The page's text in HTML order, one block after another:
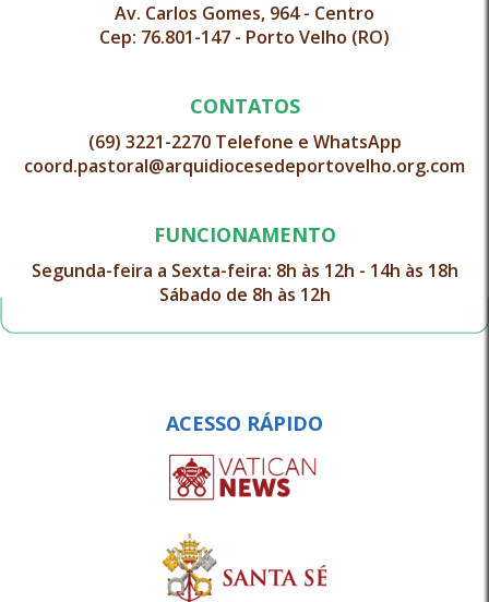
Av. Carlos Gomes, 964 - Centro
Cep: 76.801-147 - Porto Velho (RO)
CONTATOS
(69) 3221-2270 Telefone e WhatsApp
coord.pastoral@arquidiocesedeportovelho.org.com
FUNCIONAMENTO
Segunda-feira a Sexta-feira: 8h às 12h - 14h às 18h
Sábado de 8h às 12h
ACESSO RÁPIDO